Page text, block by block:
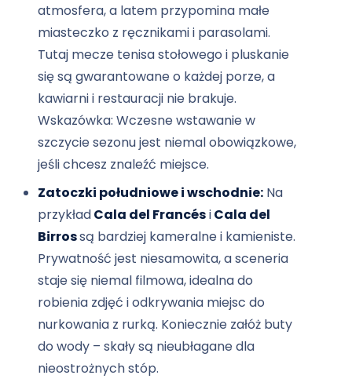
atmosfera, a latem przypomina małe
miasteczko z ręcznikami i parasolami.
Tutaj mecze tenisa stołowego i pluskanie
się są gwarantowane o każdej porze, a
kawiarni i restauracji nie brakuje.
Wskazówka: Wczesne wstawanie w
szczycie sezonu jest niemal obowiązkowe,
jeśli chcesz znaleźć miejsce.
Zatoczki południowe i wschodnie: Na
przykładCala del FrancésiCala del
Birrossą bardziej kameralne i kamieniste.
Prywatność jest niesamowita, a sceneria
staje się niemal filmowa, idealna do
robienia zdjęć i odkrywania miejsc do
nurkowania z rurką. Koniecznie załóż buty
do wody – skały są nieubłagane dla
nieostrożnych stóp.